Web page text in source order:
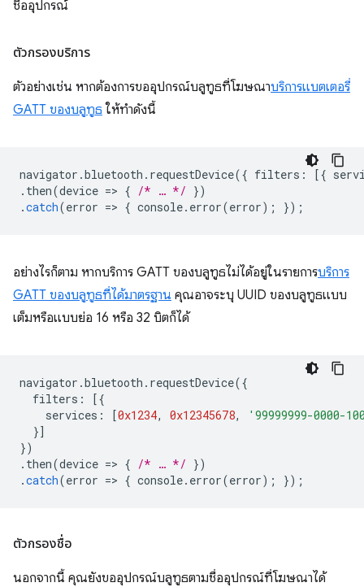
ชื่ออุปกรณ์
ตัวกรองบริการ
ตัวอย่างเช่น หากต้องการขออุปกรณ์บลูทูธที่โฆษณาบริการแบตเตอรี่
GATT ของบลูทูธ ให้ทำดังนี้
navigator .bluetooth . requestDevice({ filters : [{
. then(device => { /* … */ })
.catch(error => { console. error(error); });
อย่างไรก็ตาม หากบริการ GATT ของบลูทูธไม่ได้อยู่ในรายการบริการ
GATT ของบลูทูธที่ได้มาตรฐาน คุณอาจระบุ UUID ของบลูทูธแบบ
เต็มหรือแบบย่อ 16 หรือ 32 บิตก็ได้
navigator .bluetooth . requestDevice({
filters :
[{
services : [0x1234, 0x12345678,
'99999999-0000-
}]
})
. then(device => { /* … */ })
.catch(error => { console. error(error); });
ตัวกรองชื่อ
นอกจากนี้ คุณยังขออุปกรณ์บลูทูธตามชื่ออุปกรณ์ที่โฆษณาได้